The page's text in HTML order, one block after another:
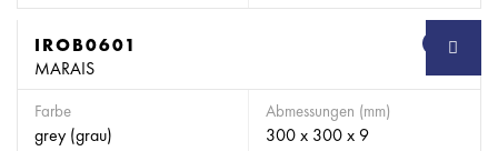
SB
IROB0601
MARAIS
Farbe
grey (grau)
Abmessungen (mm)
300 x 300 x 9